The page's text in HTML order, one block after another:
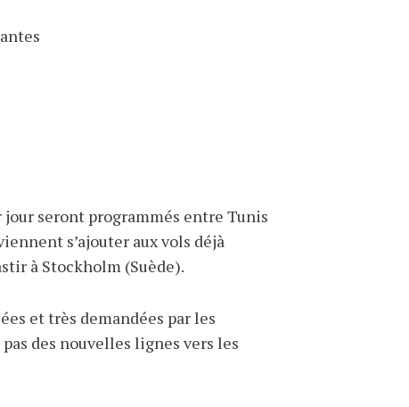
seront programmés entre Tunis
s’ajouter aux vols déjà
à Stockholm (Suède).
et très demandées par les
des nouvelles lignes vers les